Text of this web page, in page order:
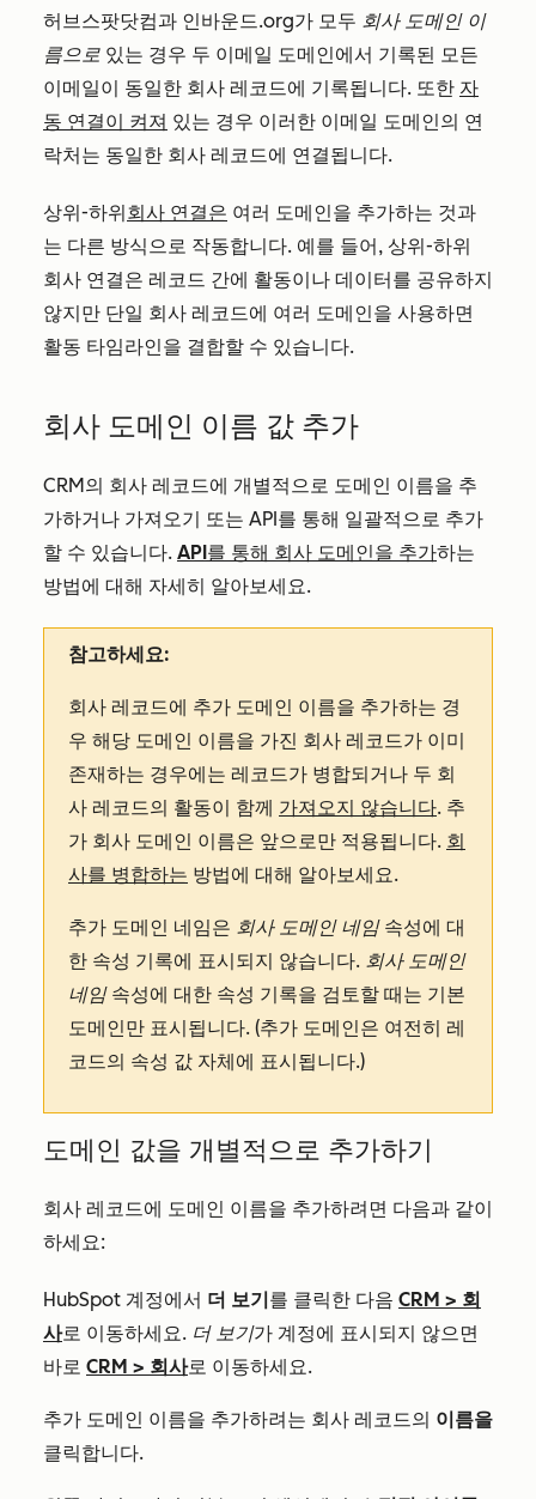
허브스팟닷컴과 인바운드.org가 모두 회사 도메인 이
름으로 있는 경우 두 이메일 도메인에서 기록된 모든
이메일이 동일한 회사 레코드에 기록됩니다. 또한 자
동 연결이 켜져 있는 경우 이러한 이메일 도메인의 연
락처는 동일한 회사 레코드에 연결됩니다.
상위-하위회사 연결은 여러 도메인을 추가하는 것과
는 다른 방식으로 작동합니다. 예를 들어, 상위-하위
회사 연결은 레코드 간에 활동이나 데이터를 공유하지
않지만 단일 회사 레코드에 여러 도메인을 사용하면
활동 타임라인을 결합할 수 있습니다.
회사 도메인 이름 값 추가
CRM의 회사 레코드에 개별적으로 도메인 이름을 추
가하거나 가져오기 또는 API를 통해 일괄적으로 추가
할 수 있습니다. API를 통해 회사 도메인을 추가하는
방법에 대해 자세히 알아보세요.
참고하세요:
회사 레코드에 추가 도메인 이름을 추가하는 경
우 해당 도메인 이름을 가진 회사 레코드가 이미
존재하는 경우에는 레코드가 병합되거나 두 회
사 레코드의 활동이 함께 가져오지 않습니다. 추
가 회사 도메인 이름은 앞으로만 적용됩니다. 회
사를 병합하는 방법에 대해 알아보세요.
추가 도메인 네임은 회사 도메인 네임속성에 대
한 속성 기록에 표시되지 않습니다. 회사 도메인
네임속성에 대한 속성 기록을 검토할 때는 기본
도메인만 표시됩니다. (추가 도메인은 여전히 레
코드의 속성 값 자체에 표시됩니다.)
도메인 값을 개별적으로 추가하기
회사 레코드에 도메인 이름을 추가하려면 다음과 같이
하세요:
HubSpot 계정에서 더 보기를 클릭한 다음 CRM > 회
사로 이동하세요. 더 보기가 계정에 표시되지 않으면
바로 CRM > 회사로 이동하세요.
추가 도메인 이름을 추가하려는 회사 레코드의 이름을
클릭합니다.